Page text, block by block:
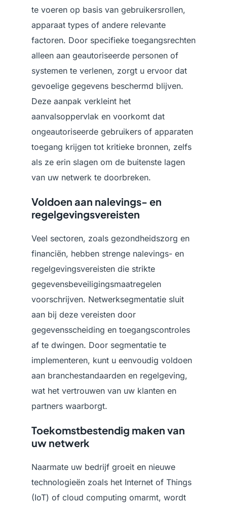
te voeren op basis van gebruikersrollen,
apparaat types of andere relevante
factoren. Door specifieke toegangsrechten
alleen aan geautoriseerde personen of
systemen te verlenen, zorgt u ervoor dat
gevoelige gegevens beschermd blijven.
Deze aanpak verkleint het
aanvalsoppervlak en voorkomt dat
ongeautoriseerde gebruikers of apparaten
toegang krijgen tot kritieke bronnen, zelfs
als ze erin slagen om de buitenste lagen
van uw netwerk te doorbreken.
Voldoen aan nalevings- en
regelgevingsvereisten
Veel sectoren, zoals gezondheidszorg en
financiën, hebben strenge nalevings- en
regelgevingsvereisten die strikte
gegevensbeveiligingsmaatregelen
voorschrijven. Netwerksegmentatie sluit
aan bij deze vereisten door
gegevensscheiding en toegangscontroles
af te dwingen. Door segmentatie te
implementeren, kunt u eenvoudig voldoen
aan branchestandaarden en regelgeving,
wat het vertrouwen van uw klanten en
partners waarborgt.
Toekomstbestendig maken van
uw netwerk
Naarmate uw bedrijf groeit en nieuwe
technologieën zoals het Internet of Things
(IoT) of cloud computing omarmt, wordt